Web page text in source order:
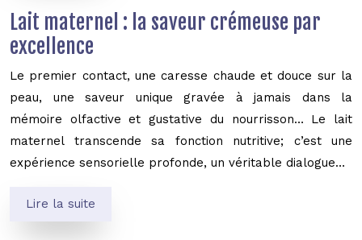
Lait maternel : la saveur crémeuse par
excellence
Le premier contact, une caresse chaude et douce sur la
peau, une saveur unique gravée à jamais dans la
mémoire olfactive et gustative du nourrisson… Le lait
maternel transcende sa fonction nutritive; c’est une
expérience sensorielle profonde, un véritable dialogue…
Lire la suite